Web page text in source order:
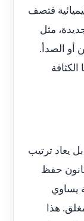
فتصف
مثل
أو الصدأ.
الكثافة
يعاد ترتيب
حفظ
يساوي
هذا